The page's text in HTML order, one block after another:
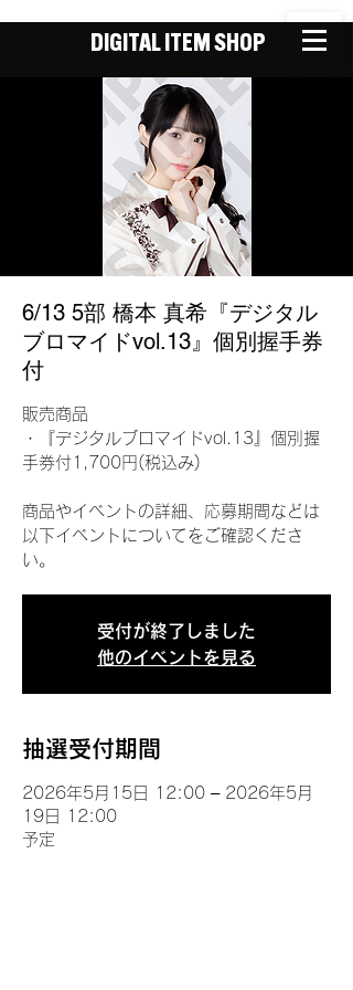
DIGITAL ITEM SHOP
6/13 5部 橋本 真希『デジタル
ブロマイドvol.13』個別握手券
付
販売商品
・『デジタルブロマイドvol.13』個別握
手券付1,700円(税込み)
商品やイベントの詳細、応募期間などは
以下イベントについてをご確認くださ
い。
受付が終了しました
他のイベントを見る
抽選受付期間
2026年5月15日 12:00 – 2026年5月
19日 12:00
予定